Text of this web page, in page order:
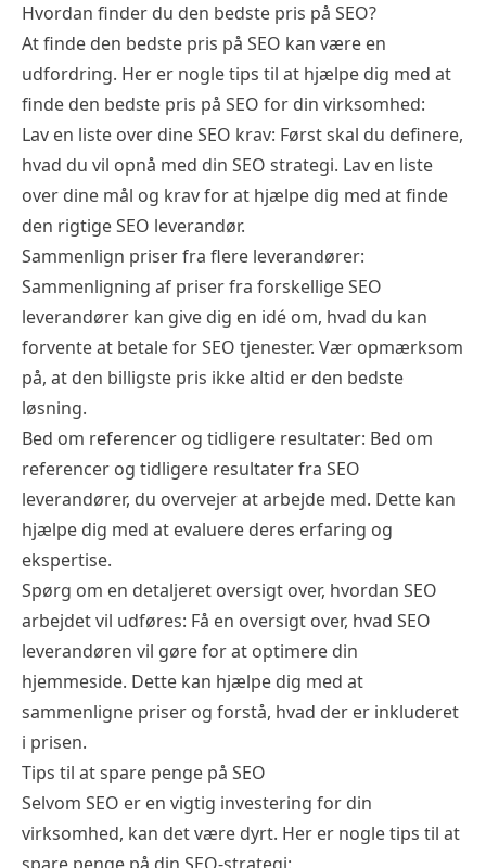
Hvordan finder du den bedste pris på SEO?
At finde den bedste pris på SEO kan være en
udfordring. Her er nogle tips til at hjælpe dig med at
finde den bedste pris på SEO for din virksomhed:
Lav en liste over dine SEO krav: Først skal du definere,
hvad du vil opnå med din SEO strategi. Lav en liste
over dine mål og krav for at hjælpe dig med at finde
den rigtige SEO leverandør.
Sammenlign priser fra flere leverandører:
Sammenligning af priser fra forskellige SEO
leverandører kan give dig en idé om, hvad du kan
forvente at betale for SEO tjenester. Vær opmærksom
på, at den billigste pris ikke altid er den bedste
løsning.
Bed om referencer og tidligere resultater: Bed om
referencer og tidligere resultater fra SEO
leverandører, du overvejer at arbejde med. Dette kan
hjælpe dig med at evaluere deres erfaring og
ekspertise.
Spørg om en detaljeret oversigt over, hvordan SEO
arbejdet vil udføres: Få en oversigt over, hvad SEO
leverandøren vil gøre for at optimere din
hjemmeside. Dette kan hjælpe dig med at
sammenligne priser og forstå, hvad der er inkluderet
i prisen.
Tips til at spare penge på SEO
Selvom SEO er en vigtig investering for din
virksomhed, kan det være dyrt. Her er nogle tips til at